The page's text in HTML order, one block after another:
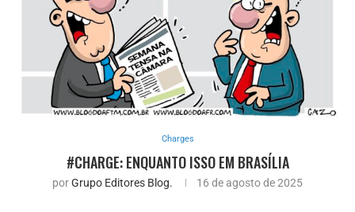
Charges
#CHARGE: ENQUANTO ISSO EM BRASÍLIA
porGrupo Editores Blog. 16 de agosto de 2025